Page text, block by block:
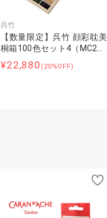
呉竹
【数量限定】呉竹 顔彩耽美
桐箱100色セット4（MC2…
¥22,880 (20%OFF)